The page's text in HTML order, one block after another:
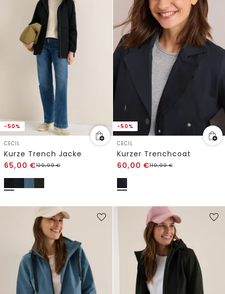
-50%
CECIL
Kurze Trench Jacke
65,00 €129,99€
-50%
CECIL
Kurzer Trenchcoat
60,00 €119,99€